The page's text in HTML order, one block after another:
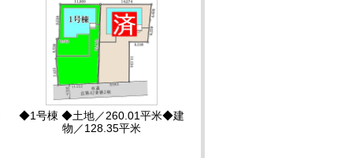
◆1号棟 ◆土地／260.01平米◆建
物／128.35平米